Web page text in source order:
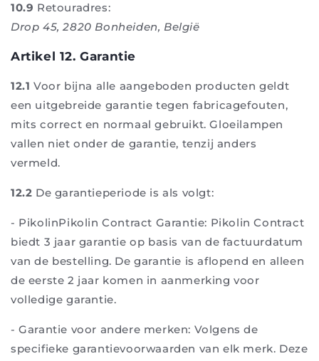
10.9 Retouradres:
Drop 45, 2820 Bonheiden, België
Artikel 12. Garantie
12.1 Voor bijna alle aangeboden producten geldt
een uitgebreide garantie tegen fabricagefouten,
mits correct en normaal gebruikt. Gloeilampen
vallen niet onder de garantie, tenzij anders
vermeld.
12.2 De garantieperiode is als volgt:
- PikolinPikolin Contract Garantie: Pikolin Contract
biedt 3 jaar garantie op basis van de factuurdatum
van de bestelling. De garantie is aflopend en alleen
de eerste 2 jaar komen in aanmerking voor
volledige garantie.
-Garantie voor andere merken: Volgens de
specifieke garantievoorwaarden van elk merk. Deze